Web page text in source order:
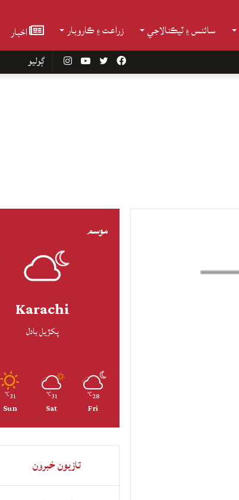
سائنس ۽ ٽيڪنالاجي زراعت ۽ ڪاروبار اخبار
InstagramYouTube Twitter
Facebook
موسم
Karachi
پکڙيل بادل
28
℃
Fri
31
℃
Sat
31
℃
Sun
تازيون خبرون